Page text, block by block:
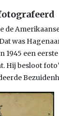
de
was
1945 een
Hij besloot